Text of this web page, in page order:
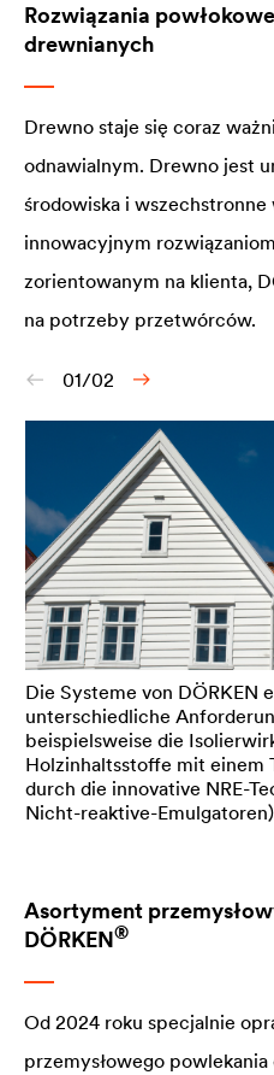
Rozwiązania
drewnianych
Drewno staje się coraz
odnawialnym. Drewno jest
środowiska i wszechstronne
innowacyjnym
zorientowanym na klienta,
na potrzeby przetwórców.
01/02
Die Systeme von DÖRKEN
unterschiedliche
beispielsweise die
Holzinhaltsstoffe mit einem
durch die innovative NRE-
Nicht-reaktive-
Asortyment
DÖRKEN®
Od 2024 roku specjalnie
przemysłowego